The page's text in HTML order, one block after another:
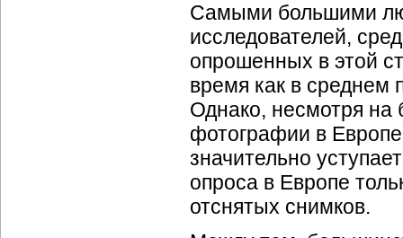
Самыми большими
исследователей,
опрошенных в этой
время как в среднем
Однако, несмотря на
фотографии в
значительно
опроса в Европе
отснятых снимков.